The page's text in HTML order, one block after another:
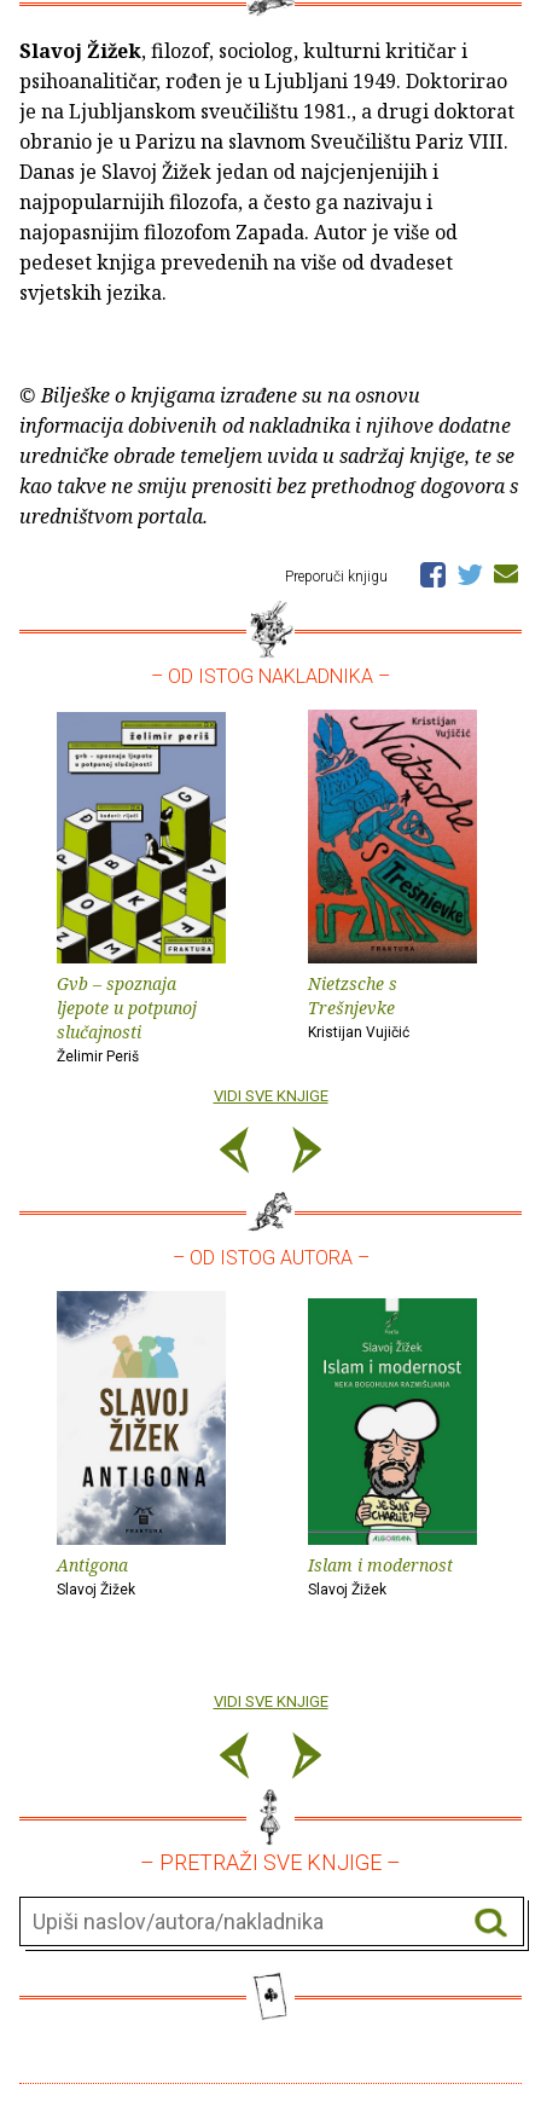
Slavoj Žižek, filozof, sociolog, kulturni kritičar i
psihoanalitičar, rođen je u Ljubljani 1949. Doktorirao
je na Ljubljanskom sveučilištu 1981., a drugi doktorat
obranio je u Parizu na slavnom Sveučilištu Pariz VIII.
Danas je Slavoj Žižek jedan od najcjenjenijih i
najpopularnijih filozofa, a često ga nazivaju i
najopasnijim filozofom Zapada. Autor je više od
pedeset knjiga prevedenih na više od dvadeset
svjetskih jezika.
© Bilješke o knjigama izrađene su na osnovu
informacija dobivenih od nakladnika i njihove dodatne
uredničke obrade temeljem uvida u sadržaj knjige, te se
kao takve ne smiju prenositi bez prethodnog dogovora s
uredništvom portala.
Preporuči knjigu
– OD ISTOG NAKLADNIKA –
Gvb – spoznaja
ljepote u potpunoj
slučajnosti
Želimir Periš
Nietzsche s
Trešnjevke
Kristijan Vujičić
VIDI SVE KNJIGE
– OD ISTOG AUTORA –
Antigona
Slavoj Žižek
Islam i modernost
Slavoj Žižek
VIDI SVE KNJIGE
– PRETRAŽI SVE KNJIGE –